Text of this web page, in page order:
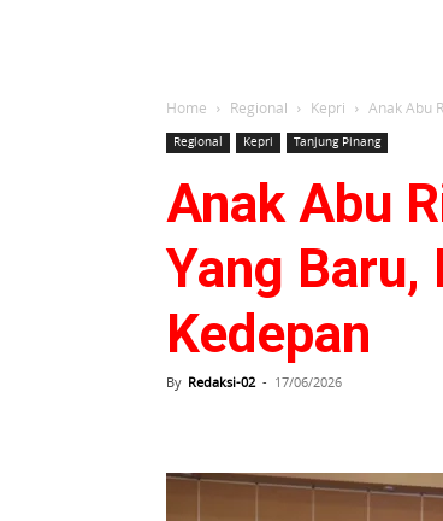
Home Regional Kepri Anak Abu
Regional Kepri Tanjung Pinang
Anak Abu
Yang Baru,
Kedepan
By Redaksi-02 - 17/06/2026